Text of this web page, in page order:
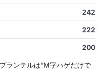
242
222
200
ランテルは“M字ハゲだけで